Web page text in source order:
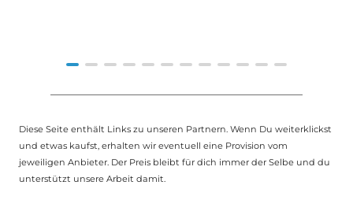
12
Diese Seite enthält Links zu unseren Partnern. Wenn Du weiterklickst
und etwas kaufst, erhalten wir eventuell eine Provision vom
jeweiligen Anbieter. Der Preis bleibt für dich immer der Selbe und du
unterstützt unsere Arbeit damit.